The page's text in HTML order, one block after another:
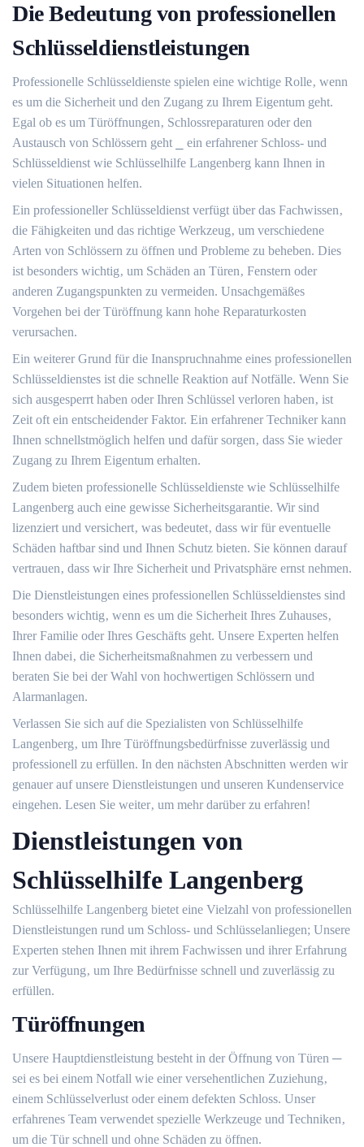
Die Bedeutung von professionellen
Schlüsseldienstleistungen
Professionelle Schlüsseldienste spielen eine wichtige Rolle‚ wenn
es um die Sicherheit und den Zugang zu Ihrem Eigentum geht.​
Egal ob es um Türöffnungen‚ Schlossreparaturen oder den
Austausch von Schlössern geht ⎯ ein erfahrener Schloss- und
Schlüsseldienst wie Schlüsselhilfe Langenberg kann Ihnen in
vielen Situationen helfen.​
Ein professioneller Schlüsseldienst verfügt über das Fachwissen‚
die Fähigkeiten und das richtige Werkzeug‚ um verschiedene
Arten von Schlössern zu öffnen und Probleme zu beheben.​ Dies
ist besonders wichtig‚ um Schäden an Türen‚ Fenstern oder
anderen Zugangspunkten zu vermeiden.​ Unsachgemäßes
Vorgehen bei der Türöffnung kann hohe Reparaturkosten
verursachen.​
Ein weiterer Grund für die Inanspruchnahme eines professionellen
Schlüsseldienstes ist die schnelle Reaktion auf Notfälle.​ Wenn Sie
sich ausgesperrt haben oder Ihren Schlüssel verloren haben‚ ist
Zeit oft ein entscheidender Faktor.​ Ein erfahrener Techniker kann
Ihnen schnellstmöglich helfen und dafür sorgen‚ dass Sie wieder
Zugang zu Ihrem Eigentum erhalten.​
Zudem bieten professionelle Schlüsseldienste wie Schlüsselhilfe
Langenberg auch eine gewisse Sicherheitsgarantie.​ Wir sind
lizenziert und versichert‚ was bedeutet‚ dass wir für eventuelle
Schäden haftbar sind und Ihnen Schutz bieten.​ Sie können darauf
vertrauen‚ dass wir Ihre Sicherheit und Privatsphäre ernst nehmen.
Die Dienstleistungen eines professionellen Schlüsseldienstes sind
besonders wichtig‚ wenn es um die Sicherheit Ihres Zuhauses‚
Ihrer Familie oder Ihres Geschäfts geht.​ Unsere Experten helfen
Ihnen dabei‚ die Sicherheitsmaßnahmen zu verbessern und
beraten Sie bei der Wahl von hochwertigen Schlössern und
Alarmanlagen.
Verlassen Sie sich auf die Spezialisten von Schlüsselhilfe
Langenberg‚ um Ihre Türöffnungsbedürfnisse zuverlässig und
professionell zu erfüllen.​ In den nächsten Abschnitten werden wir
genauer auf unsere Dienstleistungen und unseren Kundenservice
eingehen.​ Lesen Sie weiter‚ um mehr darüber zu erfahren!
Dienstleistungen von
Schlüsselhilfe Langenberg
Schlüsselhilfe Langenberg bietet eine Vielzahl von professionellen
Dienstleistungen rund um Schloss- und Schlüsselanliegen; Unsere
Experten stehen Ihnen mit ihrem Fachwissen und ihrer Erfahrung
zur Verfügung‚ um Ihre Bedürfnisse schnell und zuverlässig zu
erfüllen.
Türöffnungen
Unsere Hauptdienstleistung besteht in der Öffnung von Türen ─
sei es bei einem Notfall wie einer versehentlichen Zuziehung‚
einem Schlüsselverlust oder einem defekten Schloss. Unser
erfahrenes Team verwendet spezielle Werkzeuge und Techniken‚
um die Tür schnell und ohne Schäden zu öffnen.​